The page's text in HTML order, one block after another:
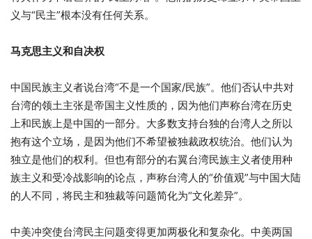
义与“民主”根本没有任何关系。
马克思主义和自决权
中国民族主义者说台湾“不是一个国家/民族”。他们否认中共对
台湾的领土主张是帝国主义性质的，因为他们声称台湾在历史
上和民族上是中国的一部分。大多数支持台独的台湾人之所以
抱有这个立场，是因为他们不希望被独裁政权统治。他们认为
独立是他们的权利。但也有部分的右翼台湾民族主义者使用种
族主义和受冷战影响的论点，声称台湾人的“价值观”与中国大陆
的人不同，将民主和独裁等问题简化为“文化差异”。
中美冲突使台湾民主问题变得更加两极化和复杂化。中美两国